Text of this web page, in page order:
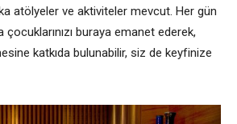
atölyeler ve aktiviteler mevcut. Her gün
çocuklarınızı buraya emanet ederek,
katkıda bulunabilir, siz de keyfinize